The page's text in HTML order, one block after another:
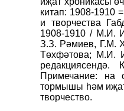
китап: 1908-1910
и творчества
1908-1910 / М.И.
З.З. Рәмиев, Г.М.
Төхфәтова; М.И.
Примечание: на
тормышы һәм
творчество.